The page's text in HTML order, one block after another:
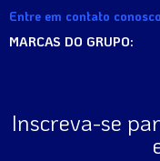
Entre em contato conosco
MARCAS DO GRUPO:
Inscreva-se